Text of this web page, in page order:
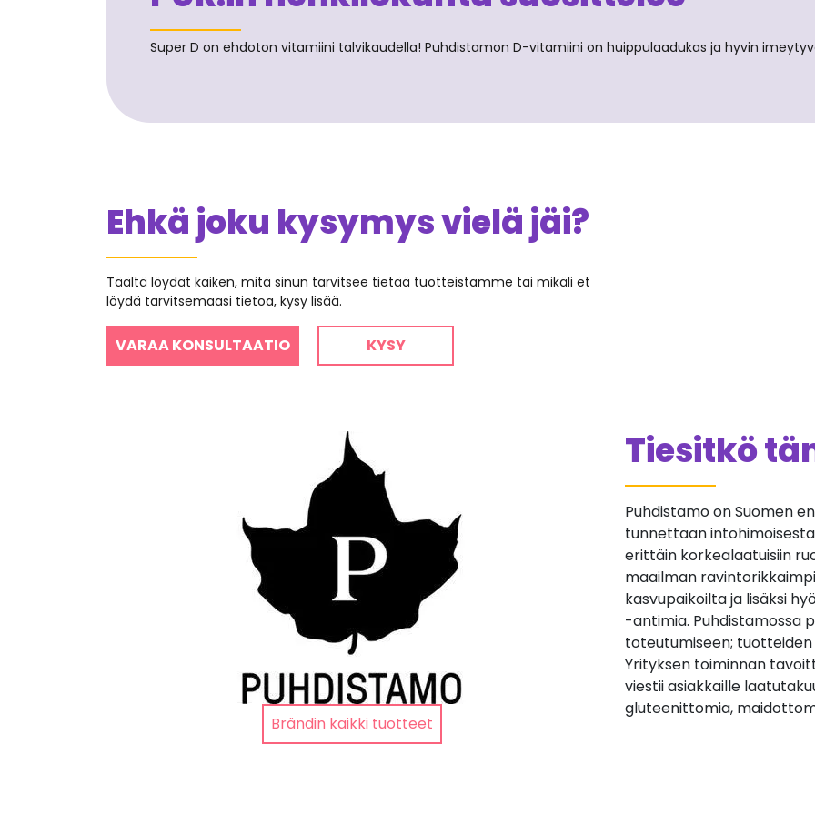
Super D on ehdoton vitamiini talvikaudella! Puhdistamon D-vitamiini on huippulaadukas ja hyvin
Ehkä joku kysymys vielä jäi?
Täältä löydät kaiken, mitä sinun tarvitsee tietää tuotteistamme tai mikäli et
löydä tarvitsemaasi tietoa, kysy lisää.
VARAA KONSULTAATIO KYSY
Brändin kaikki tuotteet
Tiesitkö
Puhdistamo on Suomen
tunnettaan
erittäin korkealaatuisiin
maailman
kasvupaikoilta ja lisäksi
-antimia. Puhdistamossa
toteutumiseen;
Yrityksen toiminnan
viestii asiakkaille
gluteenittomia,